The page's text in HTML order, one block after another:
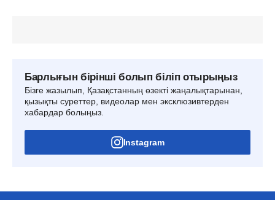
Барлығын бірінші болып біліп отырыңыз
Бізге жазылып, Қазақстанның өзекті жаңалықтарынан,
қызықты суреттер, видеолар мен эксклюзивтерден
хабардар болыңыз.
Instagram